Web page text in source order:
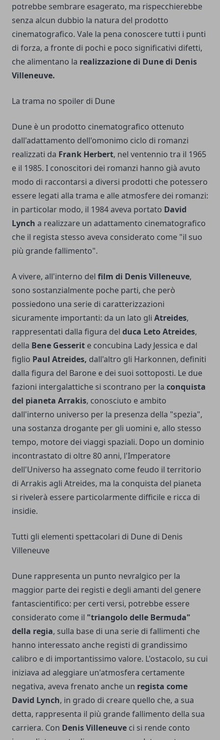
potrebbe sembrare esagerato, ma rispecchierebbe
senza alcun dubbio la natura del prodotto
cinematografico. Vale la pena conoscere tutti i punti
di forza, a fronte di pochi e poco significativi difetti,
che alimentano la realizzazione di Dune di Denis
Villeneuve.
La trama no spoiler di Dune
Dune è un prodotto cinematografico ottenuto
dall'adattamento dell'omonimo ciclo di romanzi
realizzati da Frank Herbert, nel ventennio tra il 1965
e il 1985. I conoscitori dei romanzi hanno già avuto
modo di raccontarsi a diversi prodotti che potessero
essere legati alla trama e alle atmosfere dei romanzi:
in particolar modo, il 1984 aveva portato David
Lynch a realizzare un adattamento cinematografico
che il regista stesso aveva considerato come "il suo
più grande fallimento".
A vivere, all'interno del film di Denis Villeneuve,
sono sostanzialmente poche parti, che però
possiedono una serie di caratterizzazioni
sicuramente importanti: da un lato gli Atreides,
rappresentati dalla figura del duca Leto Atreides,
della Bene Gesserit e concubina Lady Jessica e dal
figlio Paul Atreides, dall'altro gli Harkonnen, definiti
dalla figura del Barone e dei suoi sottoposti. Le due
fazioni intergalattiche si scontrano per la conquista
del pianeta Arrakis, conosciuto e ambito
dall'interno universo per la presenza della "spezia",
una sostanza drogante per gli uomini e, allo stesso
tempo, motore dei viaggi spaziali. Dopo un dominio
incontrastato di oltre 80 anni, l'Imperatore
dell'Universo ha assegnato come feudo il territorio
di Arrakis agli Atreides, ma la conquista del pianeta
si rivelerà essere particolarmente difficile e ricca di
insidie.
Tutti gli elementi spettacolari di Dune di Denis
Villeneuve
Dune rappresenta un punto nevralgico per la
maggior parte dei registi e degli amanti del genere
fantascientifico: per certi versi, potrebbe essere
considerato come il "triangolo delle Bermuda"
della regia, sulla base di una serie di fallimenti che
hanno interessato anche registi di grandissimo
calibro e di importantissimo valore. L'ostacolo, su cui
iniziava ad aleggiare un'atmosfera certamente
negativa, aveva frenato anche un regista come
David Lynch, in grado di creare quello che, a sua
detta, rappresenta il più grande fallimento della sua
carriera. Con Denis Villeneuve ci si rende conto